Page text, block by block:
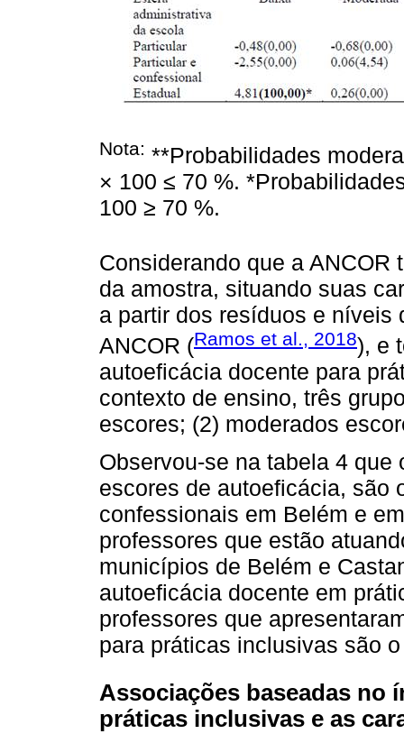
Nota: **Probabilidades
× 100 ≤ 70 %.
100 ≥ 70 %.
Considerando que a ANCOR
da amostra, situando suas
a partir dos resíduos e níveis
ANCOR (Ramos et al., 2018), e
autoeficácia docente para
contexto de ensino, três
escores; (2) moderados
Observou-se na tabela 4
escores de autoeficácia, são
confessionais em Belém e
professores que estão
municípios de Belém e
autoeficácia docente em
professores que
para práticas inclusivas são
Associações baseadas no
práticas inclusivas e as